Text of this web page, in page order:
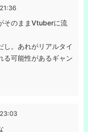
そのままVtuberに流
し。あれがリアルタイ
る可能性があるギャン